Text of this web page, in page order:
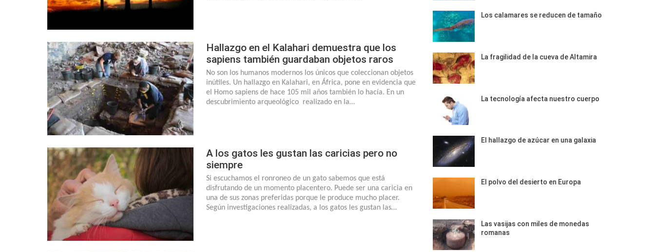
Hallazgo en el Kalahari demuestra que los
sapiens también guardaban objetos raros
No son los humanos modernos los únicos que coleccionan objetos
inútiles. Un hallazgo en Kalahari, en África, pone en evidencia que
el Homo sapiens de hace 105 mil años también lo hacía. En un
descubrimiento arqueológico realizado en la…
A los gatos les gustan las caricias pero no
siempre
Si escuchamos el ronroneo de un gato sabemos que está
disfrutando de un momento placentero. Puede ser una caricia en
una de sus zonas preferidas porque le produce mucho placer.
Según investigaciones realizadas, a los gatos les gustan las…
Los calamares se reducen de tamaño
La fragilidad de la cueva de Altamira
La tecnología afecta nuestro cuerpo
El hallazgo de azúcar en una galaxia
El polvo del desierto en Europa
Las vasijas con miles de monedas
romanas